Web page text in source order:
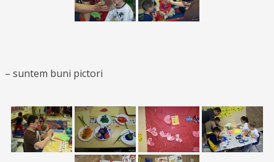
– suntem buni pictori